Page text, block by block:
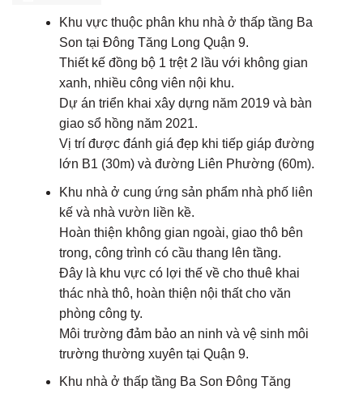
Khu vực thuộc phân khu nhà ở thấp tầng Ba
Son tại Đông Tăng Long Quận 9.
Thiết kế đồng bộ 1 trệt 2 lầu với không gian
xanh, nhiều công viên nội khu.
Dự án triển khai xây dựng năm 2019 và bàn
giao sổ hồng năm 2021.
Vị trí được đánh giá đẹp khi tiếp giáp đường
lớn B1 (30m) và đường Liên Phường (60m).
Khu nhà ở cung ứng sản phẩm nhà phố liên
kế và nhà vườn liền kề.
Hoàn thiện không gian ngoài, giao thô bên
trong, công trình có cầu thang lên tầng.
Đây là khu vực có lợi thế về cho thuê khai
thác nhà thô, hoàn thiện nội thất cho văn
phòng công ty.
Môi trường đảm bảo an ninh và vệ sinh môi
trường thường xuyên tại Quận 9.
Khu nhà ở thấp tầng Ba Son Đông Tăng